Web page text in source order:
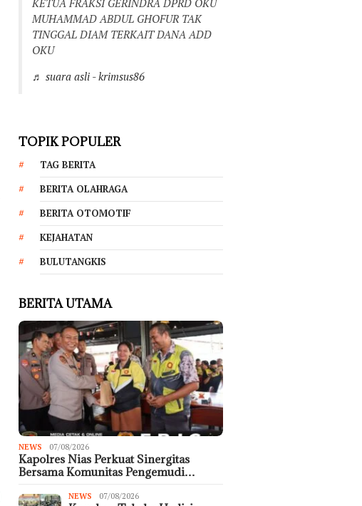
MUHAMMAD ABDUL GHOFUR TAK
TINGGAL DIAM TERKAIT DANA ADD
OKU
♬ suara asli - krimsus86
TOPIK POPULER
TAG BERITA
BERITA OLAHRAGA
BERITA OTOMOTIF
KEJAHATAN
BULUTANGKIS
BERITA UTAMA
NEWS 07/08/2026
Kapolres Nias Perkuat Sinergitas
Bersama Komunitas Pengemudi…
NEWS 07/08/2026